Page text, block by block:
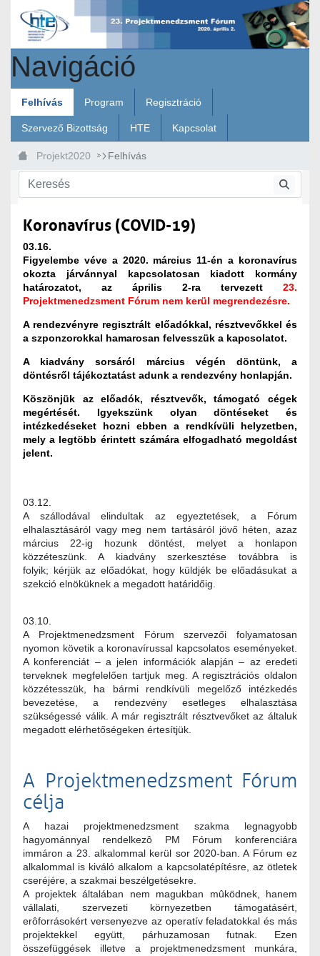
Ugrás a fő tartalomhoz
Navigáció
Felhívás Program Regisztráció
Szervező Bizottság HTE Kapcsolat
Projekt2020 Felhívás
Koronavírus (COVID-19)
03.16.
Figyelembe véve a 2020. március 11-én a koronavírus
okozta járvánnyal kapcsolatosan kiadott kormány
határozatot, az április 2-ra tervezett 23.
Projektmenedzsment Fórum nem kerül megrendezésre.
A rendezvényre regisztrált előadókkal, résztvevőkkel és
a szponzorokkal hamarosan felvesszük a kapcsolatot.
A kiadvány sorsáról március végén döntünk, a
döntésről tájékoztatást adunk a rendezvény honlapján.
Köszönjük az előadók, résztvevők, támogató cégek
megértését. Igyekszünk olyan döntéseket és
intézkedéseket hozni ebben a rendkívüli helyzetben,
mely a legtöbb érintett számára elfogadható megoldást
jelent.
03.12.
A szállodával elindultak az egyeztetések, a Fórum
elhalasztásáról vagy meg nem tartásáról jövő héten, azaz
március 22-ig hozunk döntést, melyet a honlapon
közzéteszünk. A kiadvány szerkesztése továbbra is
folyik; kérjük az előadókat, hogy küldjék be előadásukat a
szekció elnöküknek a megadott határidőig.
03.10.
A Projektmenedzsment Fórum szervezői folyamatosan
nyomon követik a koronavírussal kapcsolatos eseményeket.
A konferenciát – a jelen információk alapján – az eredeti
terveknek megfelelően tartjuk meg. A regisztrációs oldalon
közzétesszük, ha bármi rendkívüli megelőző intézkedés
bevezetése, a rendezvény esetleges elhalasztása
szükségessé válik. A már regisztrált résztvevőket az általuk
megadott elérhetőségeken értesítjük.
A Projektmenedzsment Fórum
célja
A hazai projektmenedzsment szakma legnagyobb
hagyománnyal rendelkezô PM Fórum konferenciára
immáron a 23. alkalommal kerül sor 2020-ban. A Fórum ez
alkalommal is kiváló alkalom a kapcsolatépítésre, az ötletek
cseréjére, a szakmai beszélgetésekre.
A projektek általában nem magukban mûködnek, hanem
vállalati, szervezeti környezetben támogatásért,
erôforrásokért versenyezve az operatív feladatokkal és más
projektekkel együtt, párhuzamosan futnak. Ezen
összefüggések illetve a projektmenedzsment munkára,